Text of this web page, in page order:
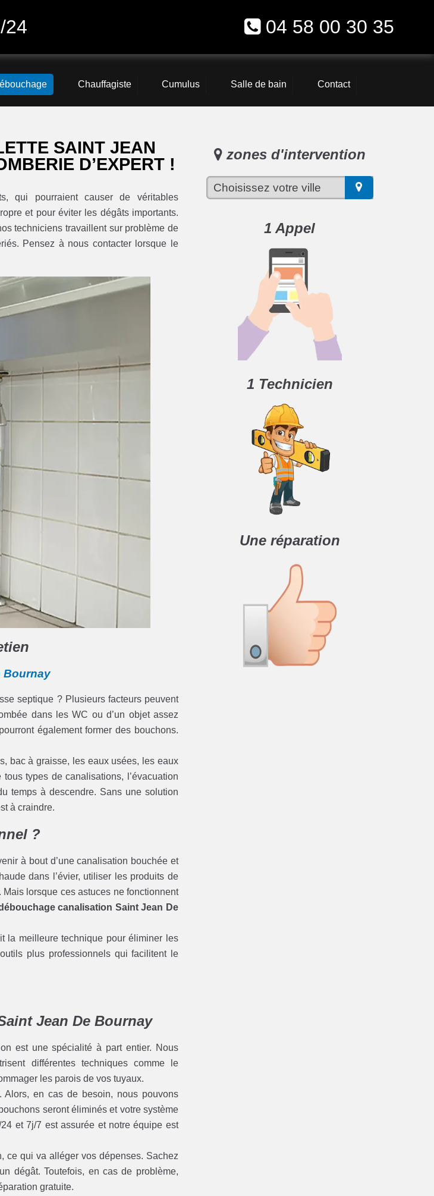
24 04 58 00 30 35
Chauffagiste Cumulus Salle de bain Contact
SAINT JEAN
D’EXPERT !
qui pourraient causer de véritables
et pour éviter les dégâts importants.
techniciens travaillent sur problème de
Pensez à nous contacter lorsque le
Bournay
septique ? Plusieurs facteurs peuvent
dans les WC ou d’un objet assez
également former des bouchons.
bac à graisse, les eaux usées, les eaux
types de canalisations, l’évacuation
temps à descendre. Sans une solution
à craindre.
?
à bout d’une canalisation bouchée et
dans l’évier, utiliser les produits de
lorsque ces astuces ne fonctionnent
canalisation Saint Jean De
la meilleure technique pour éliminer les
plus professionnels qui facilitent le
Jean De Bournay
est une spécialité à part entier. Nous
différentes techniques comme le
les parois de vos tuyaux.
. Alors, en cas de besoin, nous pouvons
seront éliminés et votre système
et 7j/7 est assurée et notre équipe est
ce qui va alléger vos dépenses. Sachez
dégât. Toutefois, en cas de problème,
gratuite.
zones d'intervention
1 Appel
1 Technicien
Une réparation